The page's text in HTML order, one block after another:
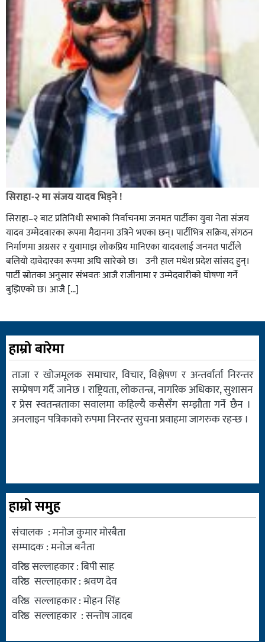
सिराहा-२ मा संजय यादव भिड्ने !
सिराहा–२ बाट प्रतिनिधी सभाको निर्वाचनमा जनमत पार्टीका युवा नेता संजय
यादव उम्मेदवारका रूपमा मैदानमा उत्रिने भएका छन्। पार्टीभित्र सक्रिय, संगठन
निर्माणमा अग्रसर र युवामाझ लोकप्रिय मानिएका यादवलाई जनमत पार्टीले
बलियो दावेदारका रूपमा अघि सारेको छ। उनी हाल मधेश प्रदेश सांसद हुन्।
पार्टी स्रोतका अनुसार संभवतः आजै राजीनामा र उम्मेदवारीको घोषणा गर्ने
बुझिएको छ। आजै […]
हाम्रो बारेमा
ताजा र खोजमूलक समाचार, विचार, विश्लेषण र अन्तर्वार्ता निरन्तर
सम्प्रेषण गर्दै जानेछ । राष्ट्रियता, लोकतन्त्र, नागरिक अधिकार, सुशासन
र प्रेस स्वतन्त्रताका सवालमा कहिल्यै कसैसँग सम्झौता गर्ने छैन ।
अनलाइन पत्रिकाको रुपमा निरन्तर सुचना प्रवाहमा जागरुक रहन्छ ।
हाम्रो समुह
संचालक : मनोज कुमार मोरबैता
सम्पादक : मनोज बनैता
वरिष्ठ सल्लाहकार : बिपी साह
वरिष्ठ सल्लाहकार : श्रवण देव
वरिष्ठ सल्लाहकार : मोहन सिंह
वरिष्ठ सल्लाहकार : सन्तोष जादब